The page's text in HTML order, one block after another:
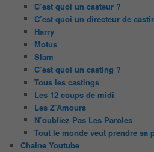
C’est quoi un casteur ?
C’est quoi un directeur de
Harry
Motus
Slam
C’est quoi un casting ?
Tous les castings
Les 12 coups de midi
Les Z’Amours
N’oubliez Pas Les Paroles
Tout le monde veut prendre sa
Chaine Youtube